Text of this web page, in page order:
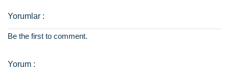
Be the first to comment.